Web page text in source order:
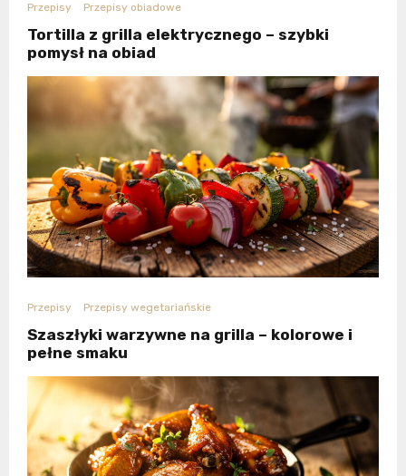
Przepisy Przepisy obiadowe
Tortilla z grilla elektrycznego – szybki
pomysł na obiad
Przepisy Przepisy wegetariańskie
Szaszłyki warzywne na grilla – kolorowe i
pełne smaku